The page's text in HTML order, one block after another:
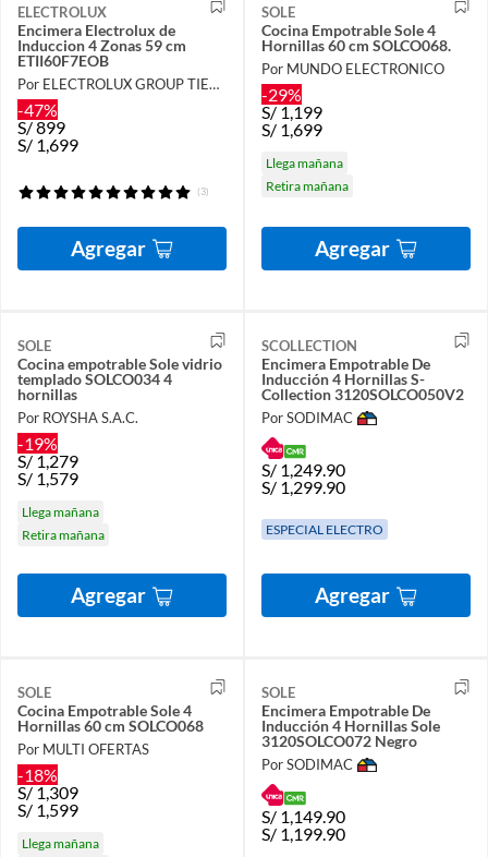
ELECTROLUX
Encimera Electrolux de
Induccion 4 Zonas 59 cm
ETII60F7EOB
Por ELECTROLUX GROUP TIENDA OFICIAL
-47%
S/899
S/ 1,699
(3)
Agregar
SOLE
Cocina Empotrable Sole 4
Hornillas 60 cm SOLCO068.
Por MUNDO ELECTRONICO
-29%
S/1,199
S/ 1,699
Llega mañana
Retira mañana
Agregar
SOLE
Cocina empotrable Sole vidrio
templado SOLCO034 4
hornillas
Por ROYSHA S.A.C.
-19%
S/ 1,279
S/ 1,579
Llega mañana
Retira mañana
Agregar
SCOLLECTION
Encimera Empotrable De
Inducción 4 Hornillas S-
Collection 3120SOLCO050V2
Por SODIMAC
S/ 1,249.90
S/ 1,299.90
ESPECIAL ELECTRO
Agregar
SOLE
Cocina Empotrable Sole 4
Hornillas 60 cm SOLCO068
Por MULTI OFERTAS
-18%
S/ 1,309
S/ 1,599
Llega mañana
SOLE
Encimera Empotrable De
Inducción 4 Hornillas Sole
3120SOLCO072 Negro
Por SODIMAC
S/ 1,149.90
S/ 1,199.90